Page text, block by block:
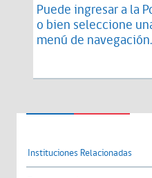
Puede ingresar a la
o bien seleccione
menú de navegación.
Instituciones Relacionadas